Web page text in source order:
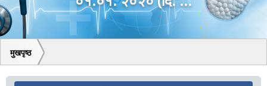
मुखपृष्ठ